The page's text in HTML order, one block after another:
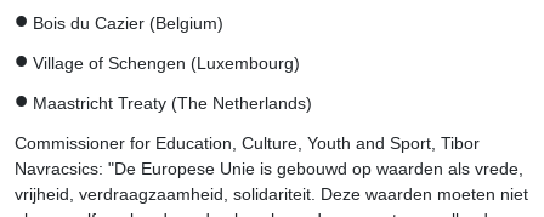
Bois du Cazier (Belgium)
Village of Schengen (Luxembourg)
Maastricht Treaty (The Netherlands)
Commissioner for Education, Culture, Youth and Sport, Tibor
Navracsics: "De Europese Unie is gebouwd op waarden als vrede,
vrijheid, verdraagzaamheid, solidariteit. Deze waarden moeten niet